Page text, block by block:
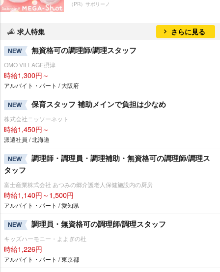
（PR）サボリーノ
求人特集 さらに見る
NEW 無資格可の調理師/調理スタッフ
OMO VILLAGE摂津
時給1,300円～
アルバイト・パート / 大阪府
NEW 保育スタッフ 補助メインで負担は少なめ
株式会社ニッソーネット
時給1,450円～
派遣社員 / 北海道
NEW
調理師・調理員・調理補助・無資格可の調理師/調理ス
タッフ
富士産業株式会社 あつみの郷介護老人保健施設内の厨房
時給1,140円～1,500円
アルバイト・パート / 愛知県
NEW 調理員・無資格可の調理師/調理スタッフ
キッズハーモニー・よよぎの杜
時給1,226円
アルバイト・パート / 東京都